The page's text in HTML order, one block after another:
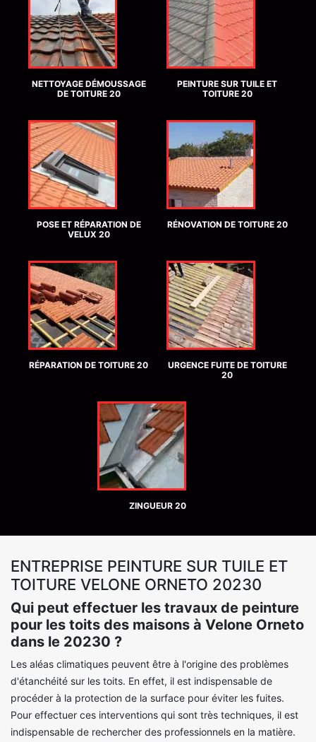
NETTOYAGE DÉMOUSSAGE
DE TOITURE 20
PEINTURE SUR TUILE ET
TOITURE 20
POSE ET RÉPARATION DE
VELUX 20
RÉNOVATION DE TOITURE 20
RÉPARATION DE TOITURE 20
URGENCE FUITE DE TOITURE
20
ZINGUEUR 20
ENTREPRISE PEINTURE SUR TUILE ET
TOITURE VELONE ORNETO 20230
Qui peut effectuer les travaux de peinture
pour les toits des maisons à Velone Orneto
dans le 20230 ?
Les aléas climatiques peuvent être à l'origine des problèmes
d'étanchéité sur les toits. En effet, il est indispensable de
procéder à la protection de la surface pour éviter les fuites.
Pour effectuer ces interventions qui sont très techniques, il est
indispensable de rechercher des professionnels en la matière.